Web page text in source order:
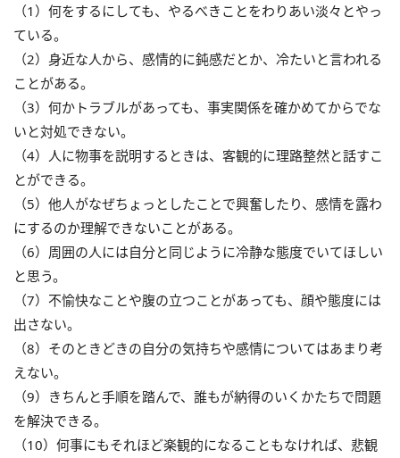
（1）何をするにしても、やるべきことをわりあい淡々とやっ
ている。
（2）身近な人から、感情的に鈍感だとか、冷たいと言われる
ことがある。
（3）何かトラブルがあっても、事実関係を確かめてからでな
いと対処できない。
（4）人に物事を説明するときは、客観的に理路整然と話すこ
とができる。
（5）他人がなぜちょっとしたことで興奮したり、感情を露わ
にするのか理解できないことがある。
（6）周囲の人には自分と同じように冷静な態度でいてほしい
と思う。
（7）不愉快なことや腹の立つことがあっても、顔や態度には
出さない。
（8）そのときどきの自分の気持ちや感情についてはあまり考
えない。
（9）きちんと手順を踏んで、誰もが納得のいくかたちで問題
を解決できる。
（10）何事にもそれほど楽観的になることもなければ、悲観